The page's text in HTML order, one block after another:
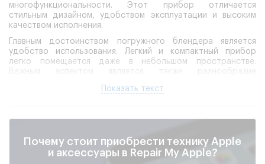
многофункциональности. Этот прибор отличается
стильным дизайном, удобством эксплуатации и высоким
качеством исполнения.
Главным достоинством погружного блендера является
удобство использования. Легкий и компактный прибор
легко помещается даже в небольшом пространстве.
оснащены несколькими скоростями вращения, что
встроенный механизм защиты от перегрева двигателя и
Особенности конструкции и
Показать текст
Почему стоит приобрести технику Apple
и аксессуары в Repair My Apple?